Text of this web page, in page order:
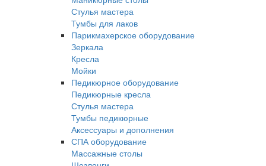
Стулья мастера
Тумбы для лаков
Парикмахерское оборудование
Зеркала
Кресла
Мойки
Педикюрное оборудование
Педикюрные кресла
Стулья мастера
Тумбы педикюрные
Аксессуары и дополнения
СПА оборудование
Массажные столы